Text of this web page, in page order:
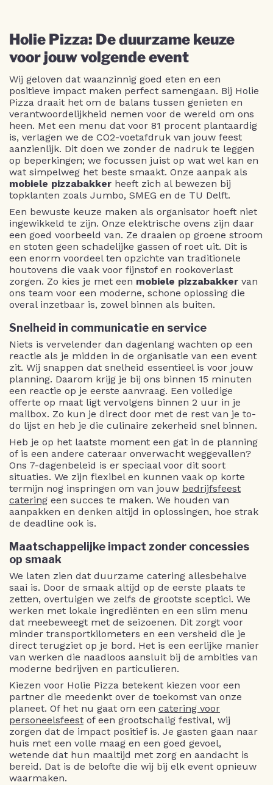
Holie Pizza: De duurzame keuze
voor jouw volgende event
Wij geloven dat waanzinnig goed eten en een
positieve impact maken perfect samengaan. Bij Holie
Pizza draait het om de balans tussen genieten en
verantwoordelijkheid nemen voor de wereld om ons
heen. Met een menu dat voor 81 procent plantaardig
is, verlagen we de CO2-voetafdruk van jouw feest
aanzienlijk. Dit doen we zonder de nadruk te leggen
op beperkingen; we focussen juist op wat wel kan en
wat simpelweg het beste smaakt. Onze aanpak als
mobiele pizzabakker heeft zich al bewezen bij
topklanten zoals Jumbo, SMEG en de TU Delft.
Een bewuste keuze maken als organisator hoeft niet
ingewikkeld te zijn. Onze elektrische ovens zijn daar
een goed voorbeeld van. Ze draaien op groene stroom
en stoten geen schadelijke gassen of roet uit. Dit is
een enorm voordeel ten opzichte van traditionele
houtovens die vaak voor fijnstof en rookoverlast
zorgen. Zo kies je met een mobiele pizzabakker van
ons team voor een moderne, schone oplossing die
overal inzetbaar is, zowel binnen als buiten.
Snelheid in communicatie en service
Niets is vervelender dan dagenlang wachten op een
reactie als je midden in de organisatie van een event
zit. Wij snappen dat snelheid essentieel is voor jouw
planning. Daarom krijg je bij ons binnen 15 minuten
een reactie op je eerste aanvraag. Een volledige
offerte op maat ligt vervolgens binnen 2 uur in je
mailbox. Zo kun je direct door met de rest van je to-
do lijst en heb je die culinaire zekerheid snel binnen.
Heb je op het laatste moment een gat in de planning
of is een andere cateraar onverwacht weggevallen?
Ons 7-dagenbeleid is er speciaal voor dit soort
situaties. We zijn flexibel en kunnen vaak op korte
termijn nog inspringen om van jouw bedrijfsfeest
catering een succes te maken. We houden van
aanpakken en denken altijd in oplossingen, hoe strak
de deadline ook is.
Maatschappelijke impact zonder concessies
op smaak
We laten zien dat duurzame catering allesbehalve
saai is. Door de smaak altijd op de eerste plaats te
zetten, overtuigen we zelfs de grootste sceptici. We
werken met lokale ingrediënten en een slim menu
dat meebeweegt met de seizoenen. Dit zorgt voor
minder transportkilometers en een versheid die je
direct terugziet op je bord. Het is een eerlijke manier
van werken die naadloos aansluit bij de ambities van
moderne bedrijven en particulieren.
Kiezen voor Holie Pizza betekent kiezen voor een
partner die meedenkt over de toekomst van onze
planeet. Of het nu gaat om een catering voor
personeelsfeest of een grootschalig festival, wij
zorgen dat de impact positief is. Je gasten gaan naar
huis met een volle maag en een goed gevoel,
wetende dat hun maaltijd met zorg en aandacht is
bereid. Dat is de belofte die wij bij elk event opnieuw
waarmaken.